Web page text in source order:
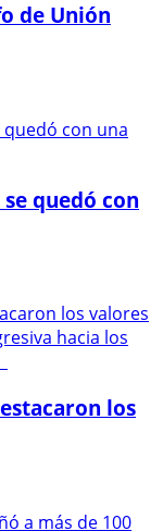
de Unión
quedó con
los